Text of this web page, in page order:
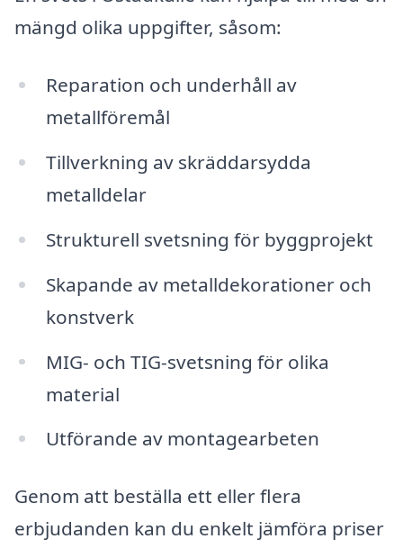
mängd olika uppgifter, såsom:
Reparation och underhåll av
metallföremål
Tillverkning av skräddarsydda
metalldelar
Strukturell svetsning för byggprojekt
Skapande av metalldekorationer och
konstverk
MIG- och TIG-svetsning för olika
material
Utförande av montagearbeten
Genom att beställa ett eller flera
erbjudanden kan du enkelt jämföra priser